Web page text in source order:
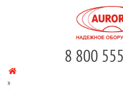
8 800
»